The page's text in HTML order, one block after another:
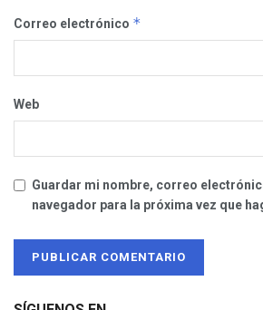
Correo electrónico *
Web
Guardar mi nombre, correo
navegador para la próxima vez que